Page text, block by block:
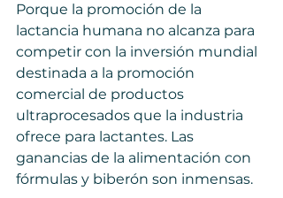
Porque la promoción de la
lactancia humana no alcanza para
competir con la inversión mundial
destinada a la promoción
comercial de productos
ultraprocesados que la industria
ofrece para lactantes. Las
ganancias de la alimentación con
fórmulas y biberón son inmensas.